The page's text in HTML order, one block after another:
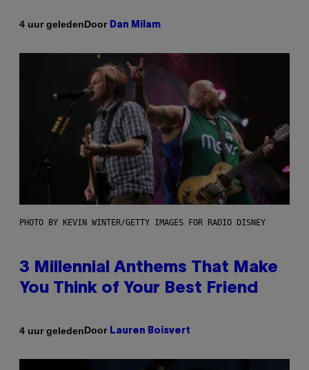
4 uur geledenDoor Dan Milam
PHOTO BY KEVIN WINTER/GETTY IMAGES FOR RADIO DISNEY
3 Millennial Anthems That Make
You Think of Your Best Friend
4 uur geledenDoor Lauren Boisvert